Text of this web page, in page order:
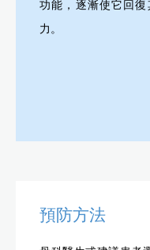
功能，逐漸使它回
力。
預防方法